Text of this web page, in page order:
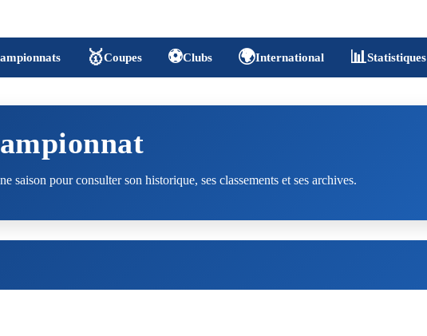
🥇Coupes ⚽Clubs 🌍International 📊Statistiques
saison pour consulter son historique, ses classements et ses archives.